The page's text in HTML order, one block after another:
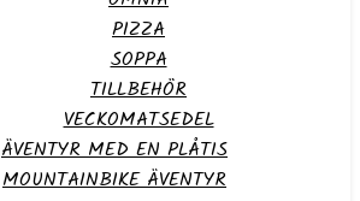
PIZZA
SOPPA
TILLBEHÖR
VECKOMATSEDEL
ÄVENTYR MED EN PLÅTIS
MOUNTAINBIKE ÄVENTYR